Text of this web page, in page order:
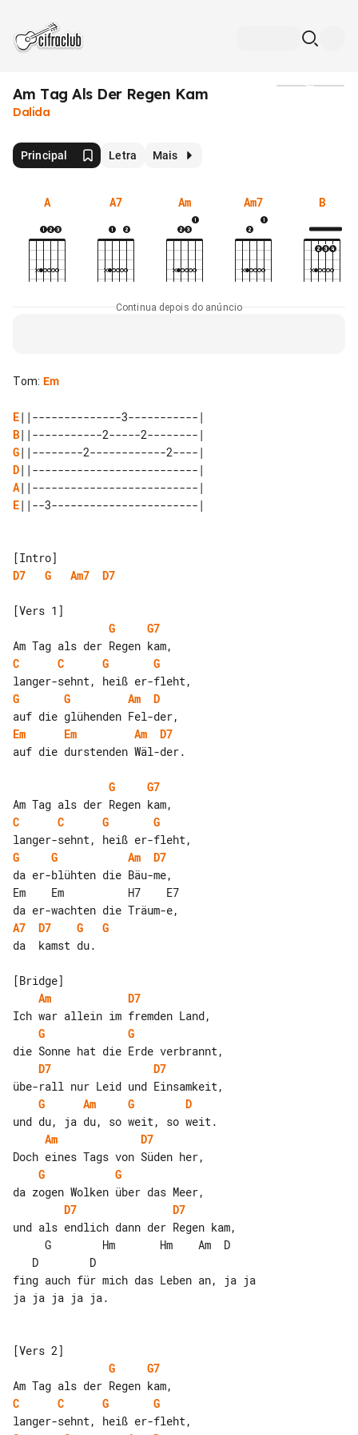
Am Tag Als Der Regen Kam
Dalida
Principal Letra Mais
A A7 Am Am7 B
Continua depois do anúncio
Tom: Em
E
B
G
D
A
E||--3-----------------------|
D7
G Am7 D7
G
G7
C
C G
G
G
G Am
D
Em
Em Am
D7
auf die durstenden Wäl-der.
G
G7
C
C G
G
G
G Am
D7
da er-blühten die Bäu-me,
Em    Em          H7    E7
A7
D7 G
G
da  kamst du.
Am
D7
G
G
D7
D7
G
Am G
D
Am
D7
G
G
D7
D7
und als endlich dann der Regen kam,
fing auch für mich das Leben an, ja ja
ja ja ja ja ja.
G
G7
C
C G
G